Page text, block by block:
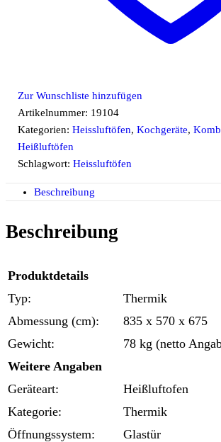
Zur Wunschliste hinzufügen
Artikelnummer: 19104
Kategorien:Heissluftöfen,Kochgeräte,
Heißluftöfen
Schlagwort:Heissluftöfen
Beschreibung
Beschreibung
Produktdetails
Typ:
Thermik
Abmessung (cm):
835 x 570 x 675
Gewicht:
78 kg (netto
Weitere Angaben
Geräteart:
Heißluftofen
Kategorie:
Thermik
Öffnungssystem:
Glastür